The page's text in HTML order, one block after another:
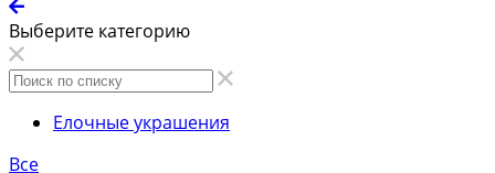
Выберите категорию
Елочные украшения
Все